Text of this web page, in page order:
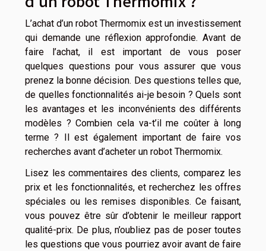
L’achat d’un robot Thermomix est un investissement
qui demande une réflexion approfondie. Avant de
faire l’achat, il est important de vous poser
quelques questions pour vous assurer que vous
prenez la bonne décision. Des questions telles que,
de quelles fonctionnalités ai-je besoin ? Quels sont
les avantages et les inconvénients des différents
modèles ? Combien cela va-t’il me coûter à long
terme ? Il est également important de faire vos
recherches avant d’acheter un robot Thermomix.
Lisez les commentaires des clients, comparez les
prix et les fonctionnalités, et recherchez les offres
spéciales ou les remises disponibles. Ce faisant,
vous pouvez être sûr d’obtenir le meilleur rapport
qualité-prix. De plus, n’oubliez pas de poser toutes
les questions que vous pourriez avoir avant de faire